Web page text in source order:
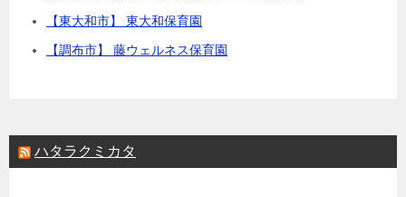
【東大和市】 東大和保育園
【調布市】 藤ウェルネス保育園
ハタラクミカタ